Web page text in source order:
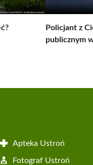
Policjant z
publicznym
Apteka Ustroń
Fotograf Ustroń